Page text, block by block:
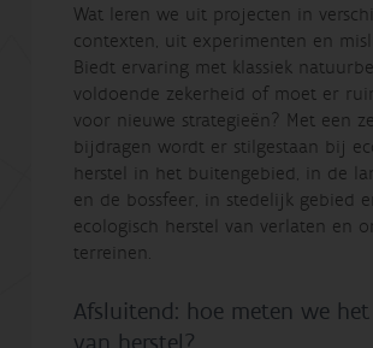
Wat leren we uit projecten in
contexten, uit experimenten en
Biedt ervaring met klassiek
voldoende zekerheid of moet er
voor nieuwe strategieën? Met een
bijdragen wordt er stilgestaan bij
herstel in het buitengebied, in de
en de bossfeer, in stedelijk gebied
ecologisch herstel van verlaten en
terreinen.
Afsluitend: hoe meten we het